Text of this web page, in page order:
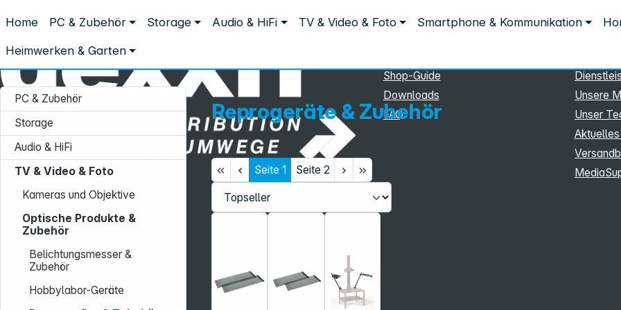
Home PC & Zubehör Storage Audio & HiFi TV & Video & Foto Smartphone & Kommunikation
Heimwerken & Garten
TV & Video & Foto Optische Produkte & Zubehör Reprogeräte & Zubehör
Reprogeräte & Zubehör
PC & Zubehör
Storage
Audio & HiFi
TV & Video & Foto
Kameras und Objektive
Optische Produkte &
Zubehör
Belichtungsmesser &
Zubehör
Hobbylabor-Geräte
Reprogeräte & Zubehör
Seite 1 Seite 2
Service-Hotline:
+49 931 9708–496
Mo. - Fr.: 08:00 - 17:00 Uhr
Shop-Guide
Downloads
FAQ
Unsere
Unser